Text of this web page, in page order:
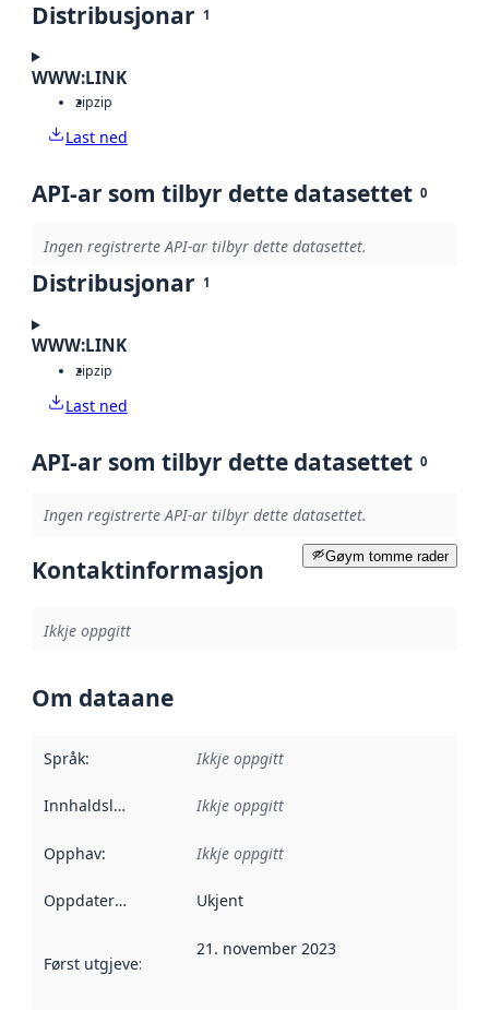
Distribusjonar 1
WWW:LINK
zipzip
Last ned
API-ar som tilbyr dette datasettet 0
Ingen registrerte API-ar tilbyr dette datasettet.
Distribusjonar 1
WWW:LINK
zipzip
Last ned
API-ar som tilbyr dette datasettet 0
Ingen registrerte API-ar tilbyr dette datasettet.
Gøym tomme rader
Kontaktinformasjon
Ikkje oppgitt
Om dataane
Språk: Ikkje oppgitt
Innhaldsleverandørar :
Ikkje oppgitt
Opphav: Ikkje oppgitt
Oppdateringsfrekvens :
Ukjent
Først utgjeve:
21. november 2023